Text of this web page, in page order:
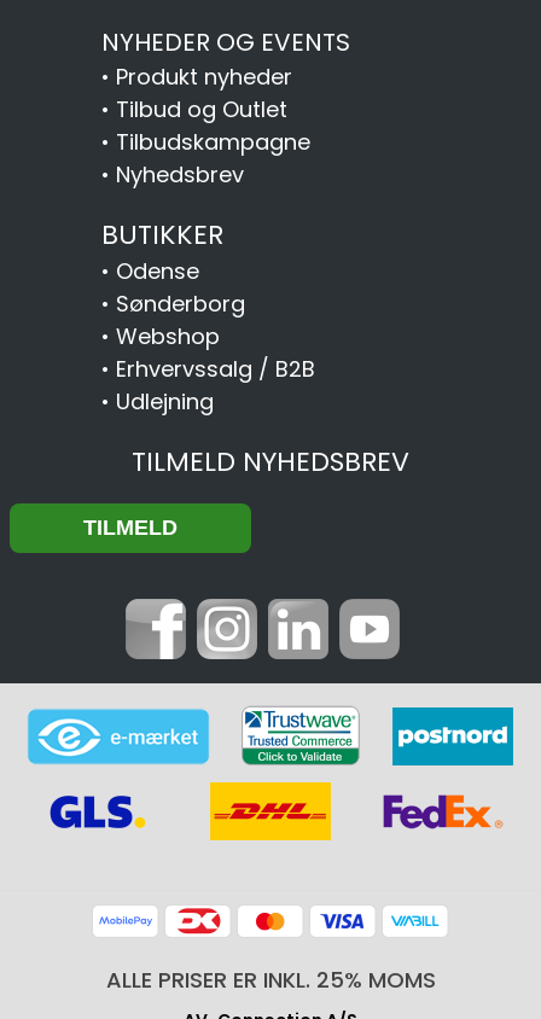
NYHEDER OG EVENTS
• Produkt nyheder
• Tilbud og Outlet
• Tilbudskampagne
• Nyhedsbrev
BUTIKKER
• Odense
• Sønderborg
• Webshop
• Erhvervssalg / B2B
• Udlejning
TILMELD NYHEDSBREV
ALLE PRISER ER INKL. 25% MOMS